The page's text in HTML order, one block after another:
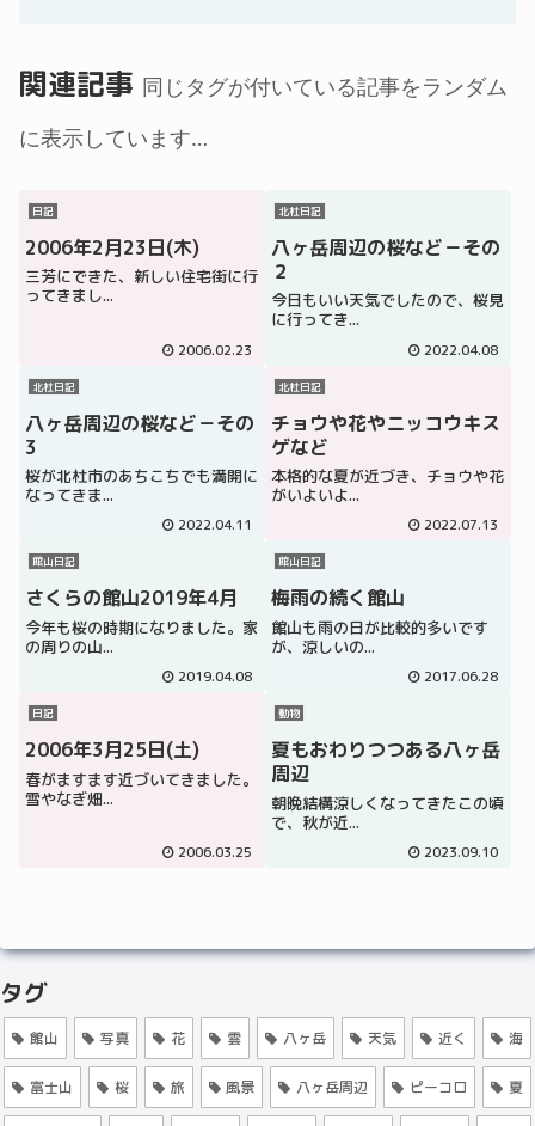
関連記事 同じタグが付いている記事をランダム
に表示しています…
日記
2006年2月23日(木)
三芳にできた、新しい住宅街に行
ってきまし...
2006.02.23
北杜日記
八ヶ岳周辺の桜など－その
２
今日もいい天気でしたので、桜見
に行ってき...
2022.04.08
北杜日記
八ヶ岳周辺の桜など－その
3
桜が北杜市のあちこちでも満開に
なってきま...
2022.04.11
北杜日記
チョウや花やニッコウキス
ゲなど
本格的な夏が近づき、チョウや花
がいよいよ...
2022.07.13
館山日記
さくらの館山2019年4月
今年も桜の時期になりました。家
の周りの山...
2019.04.08
館山日記
梅雨の続く館山
館山も雨の日が比較的多いです
が、涼しいの...
2017.06.28
日記
2006年3月25日(土)
春がますます近づいてきました。
雪やなぎ畑...
2006.03.25
動物
夏もおわりつつある八ヶ岳
周辺
朝晩結構涼しくなってきたこの頃
で、秋が近...
2023.09.10
タグ
館山 写真 花 雲 八ヶ岳 天気 近く 海
富士山 桜 旅 風景 八ヶ岳周辺 ピーコロ 夏